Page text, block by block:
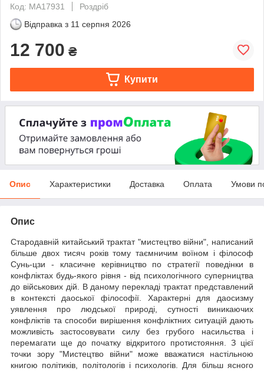
Код: МА17931
Роздріб
Відправка з 11 серпня 2026
12 700 ₴
Купити
Опис Характеристики Доставка Оплата Умови
Опис
Стародавній китайський трактат "мистецтво війни", написаний
більше двох тисяч років тому таємничим воїном і філософ
Сунь-цзи - класичне керівництво по стратегії поведінки в
конфліктах будь-якого рівня - від психологічного суперництва
до військових дій. В даному перекладі трактат представлений
в контексті даоської філософії. Характерні для даосизму
уявлення про людської природі, сутності виникаючих
конфліктів та способи вирішення конфліктних ситуацій дають
можливість застосовувати силу без грубого насильства і
перемагати ще до початку відкритого протистояння. З цієї
точки зору "Мистецтво війни" може вважатися настільною
книгою політиків, політологів і психологів. Для більш ясного